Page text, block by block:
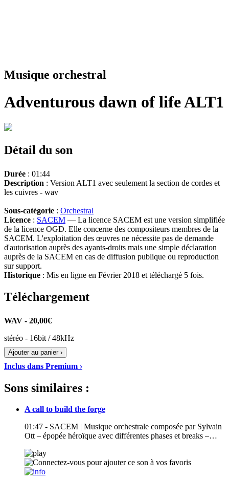
Musique orchestral
Adventurous dawn of life ALT1
Détail du son
Durée : 01:44
Description : Version ALT1 avec seulement la section de cordes et
les cuivres - wav
Sous-catégorie : Orchestral
Licence : SACEM — La licence SACEM est une version simplifiée
de la licence OGD. Elle concerne des compositeurs membres de la
SACEM. L'exploitation des œuvres ne nécessite pas de demande
d'autorisation auprès des ayants-droits mais une simple déclaration
auprès de la SACEM en cas de diffusion publique ou reproduction
sur support.
Historique : Mis en ligne en Février 2018 et téléchargé 5 fois.
Téléchargement
WAV - 20,00€
stéréo - 16bit / 48kHz
Ajouter au panier ›
Inclus dans Premium ›
Sons similaires :
A call to build the forge
01:47 - SACEM | Musique orchestrale composée par Sylvain
Ott – épopée héroïque avec différentes phases et breaks –…